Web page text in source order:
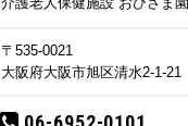
〒535-0021
大阪府大阪市旭区清水2-1-21